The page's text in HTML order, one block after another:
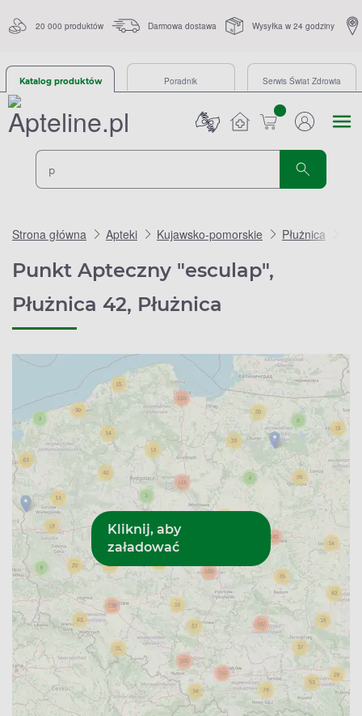
20 000 produktów Darmowa dostawa Wysyłka w 24 godziny
Katalog produktów Poradnik Serwis Świat Zdrowia
sztuk
Strona główna Apteki Kujawsko-pomorskie Płużnica
Punkt Apteczny "esculap",
Płużnica 42, Płużnica